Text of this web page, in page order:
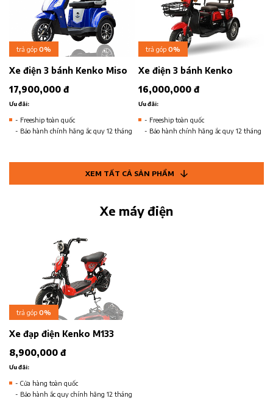
trả góp 0%
Xe điện 3 bánh Kenko Miso
17,900,000 đ
Ưu đãi:
- Freeship toàn quốc
- Bảo hành chính hãng ắc quy 12 tháng
trả góp 0%
Xe điện 3 bánh Kenko
16,000,000 đ
Ưu đãi:
- Freeship toàn quốc
- Bảo hành chính hãng ắc quy 12 tháng
XEM TẤT CẢ SẢN PHẨM
Xe máy điện
trả góp 0%
Xe đạp điện Kenko M133
8,900,000 đ
Ưu đãi:
- Cửa hàng toàn quốc
- Bảo hành ắc quy chính hãng 12 tháng